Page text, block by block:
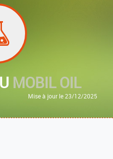
MOBIL OIL
Mise à jour le 23/12/2025